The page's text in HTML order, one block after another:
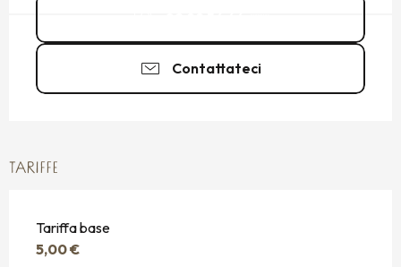
Contattateci
TARIFFE
Tariffa base
5,00 €